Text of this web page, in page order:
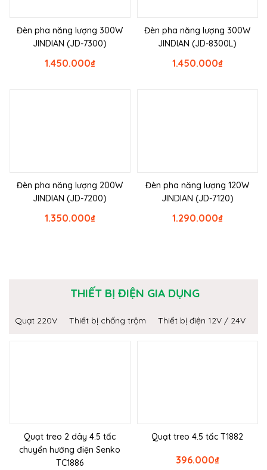
Đèn pha năng lượng 300W
JINDIAN (JD-7300)
₫
1.450.000
Đèn pha năng lượng 300W
JINDIAN (JD-8300L)
₫
1.450.000
Đèn pha năng lượng 200W
JINDIAN (JD-7200)
₫
1.350.000
Đèn pha năng lượng 120W
JINDIAN (JD-7120)
₫
1.290.000
THIẾT BỊ ĐIỆN GIA DỤNG
Quạt 220V Thiết bị chống trộm Thiết bị điện 12V / 24V
Quạt treo 2 dây 4.5 tấc
chuyển hướng điện Senko
TC1886
Quạt treo 4.5 tấc T1882
₫
396.000